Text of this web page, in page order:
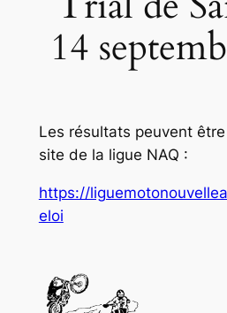
14
Les résultats peuvent
site de la ligue NAQ :
https://
eloi